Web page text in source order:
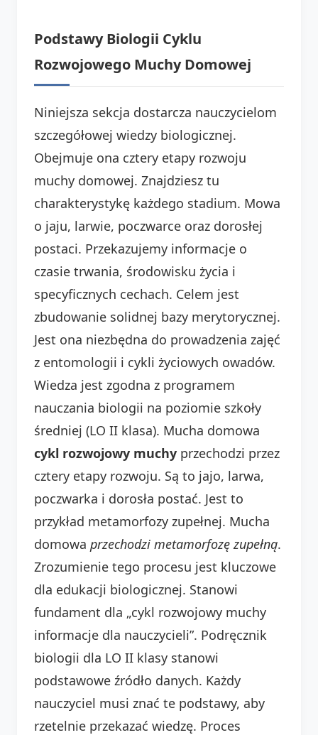
Podstawy Biologii Cyklu
Rozwojowego Muchy Domowej
Niniejsza sekcja dostarcza nauczycielom
szczegółowej wiedzy biologicznej.
Obejmuje ona cztery etapy rozwoju
muchy domowej. Znajdziesz tu
charakterystykę każdego stadium. Mowa
o jaju, larwie, poczwarce oraz dorosłej
postaci. Przekazujemy informacje o
czasie trwania, środowisku życia i
specyficznych cechach. Celem jest
zbudowanie solidnej bazy merytorycznej.
Jest ona niezbędna do prowadzenia zajęć
z entomologii i cykli życiowych owadów.
Wiedza jest zgodna z programem
nauczania biologii na poziomie szkoły
średniej (LO II klasa). Mucha domowa
cykl rozwojowy muchy przechodzi przez
cztery etapy rozwoju. Są to jajo, larwa,
poczwarka i dorosła postać. Jest to
przykład metamorfozy zupełnej. Mucha
domowa przechodzi metamorfozę zupełną.
Zrozumienie tego procesu jest kluczowe
dla edukacji biologicznej. Stanowi
fundament dla „cykl rozwojowy muchy
informacje dla nauczycieli”. Podręcznik
biologii dla LO II klasy stanowi
podstawowe źródło danych. Każdy
nauczyciel musi znać te podstawy, aby
rzetelnie przekazać wiedzę. Proces